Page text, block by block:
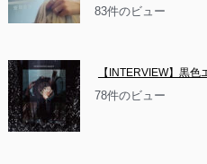
83件のビュー
【INTERVIEW】黒
78件のビュー